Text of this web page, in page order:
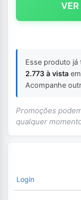
Esse produto
2.773 à vista em
Acompanhe
Promoções
qualquer
Login